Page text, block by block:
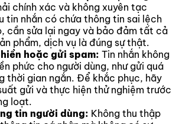
chính xác và không xuyên tạc
tin nhắn có chứa thông tin sai lệch
cần sửa lại ngay và bảo đảm tất cả
phẩm, dịch vụ là đúng sự thật.
hoặc gửi spam: Tin nhắn không
phức cho người dùng, như gửi quá
thời gian ngắn. Để khắc phục, hãy
gửi và thực hiện thử nghiệm trước
loạt.
tin người dùng: Không thu thập